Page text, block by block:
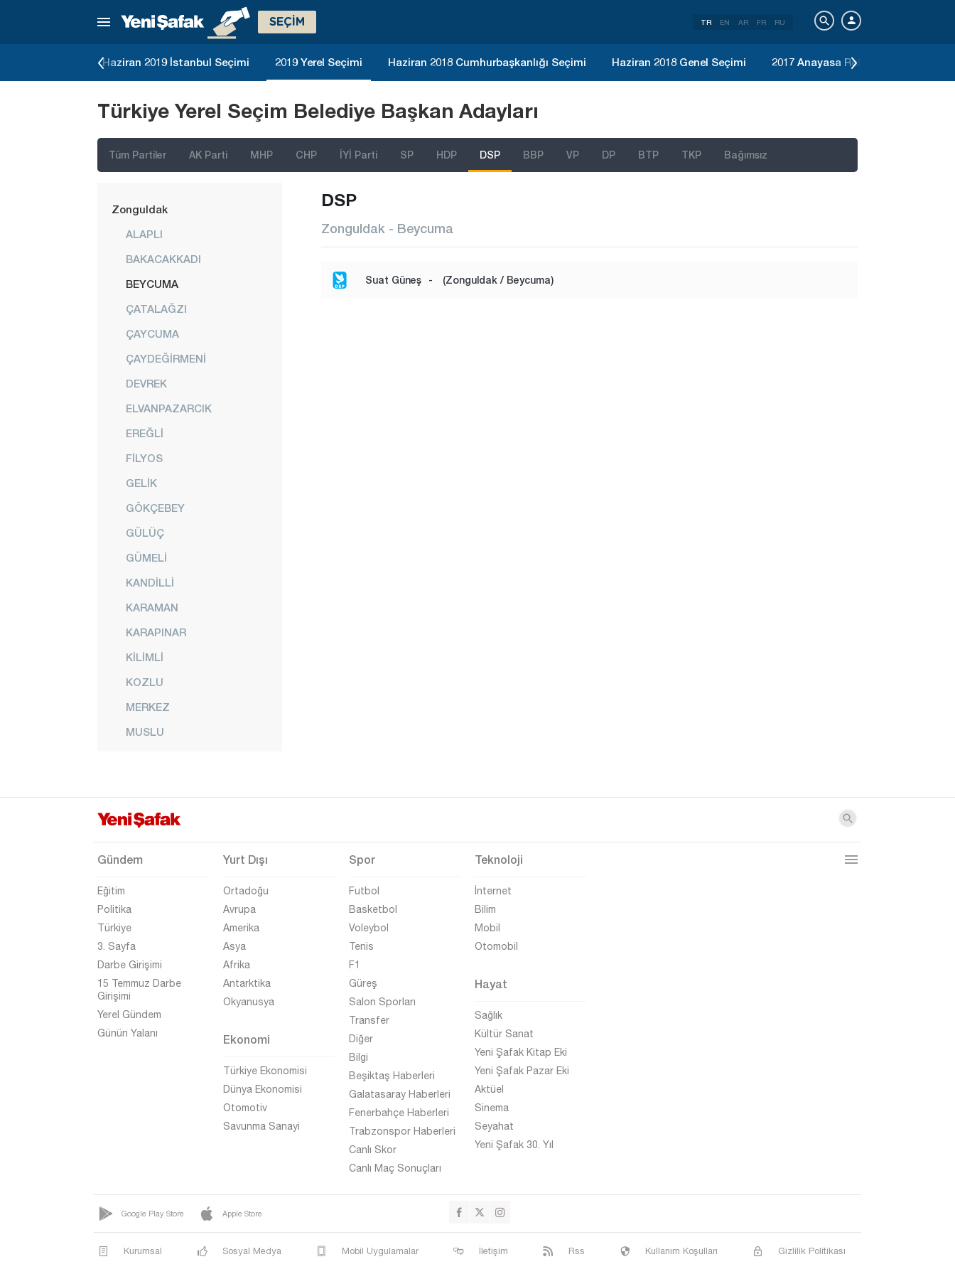
SEÇİM TR EN AR FR RU
Haziran 2019 İstanbul Seçimi 2019 Yerel Seçimi Haziran 2018 Cumhurbaşkanlığı Seçimi Haziran 2018 Genel Seçimi 2017 Anayasa Referandumu
Türkiye Yerel Seçim Belediye Başkan Adayları
Tüm Partiler AK Parti MHP CHP İYİ Parti SP HDP DSP BBP VP DP BTP TKP Bağımsız
Trabzon
Tunceli
Uşak
Yalova
Zonguldak
ALAPLI
BAKACAKKADI
BEYCUMA
ÇATALAĞZI
ÇAYCUMA
ÇAYDEĞİRMENİ
DEVREK
ELVANPAZARCIK
EREĞLİ
FİLYOS
GELİK
GÖKÇEBEY
GÜLÜÇ
GÜMELİ
KANDİLLİ
KARAMAN
KARAPINAR
KİLİMLİ
KOZLU
MERKEZ
MUSLU
SALTUKOVA
DSP
Zonguldak - Beycuma
Suat Güneş - (Zonguldak / Beycuma)
Gündem
Eğitim
Politika
Türkiye
3. Sayfa
Darbe Girişimi
15 Temmuz Darbe
Girişimi
Yerel Gündem
Günün Yalanı
Yurt Dışı
Ortadoğu
Avrupa
Amerika
Asya
Afrika
Antarktika
Okyanusya
Ekonomi
Türkiye Ekonomisi
Dünya Ekonomisi
Otomotiv
Savunma Sanayi
Spor
Futbol
Basketbol
Voleybol
Tenis
F1
Güreş
Salon Sporları
Transfer
Diğer
Bilgi
Beşiktaş Haberleri
Galatasaray Haberleri
Fenerbahçe Haberleri
Trabzonspor Haberleri
Canlı Skor
Canlı Maç Sonuçları
Teknoloji
İnternet
Bilim
Mobil
Otomobil
Hayat
Sağlık
Kültür Sanat
Yeni Şafak Kitap Eki
Yeni Şafak Pazar Eki
Aktüel
Sinema
Seyahat
Yeni Şafak 30. Yıl
Google Play Store Apple Store
Kurumsal Sosyal Medya Mobil Uygulamalar İletişim Rss Kullanım Koşulları Gizlilik Politikası